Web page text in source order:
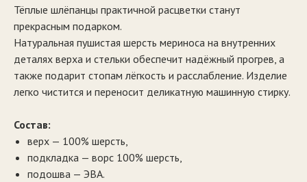
Тёплые шлёпанцы практичной расцветки станут
прекрасным подарком.
Натуральная пушистая шерсть мериноса на внутренних
деталях верха и стельки обеспечит надёжный прогрев, а
также подарит стопам лёгкость и расслабление. Изделие
легко чистится и переносит деликатную машинную стирку.
Состав:
верх — 100% шерсть,
подкладка — ворс 100% шерсть,
подошва — ЭВА.